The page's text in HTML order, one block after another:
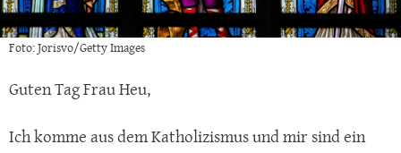
Foto: Jorisvo/Getty Images
Guten Tag Frau Heu,
Ich komme aus dem Katholizismus und mir sind ein